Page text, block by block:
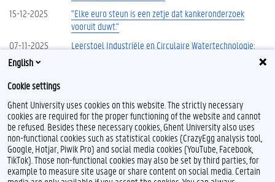
15-12-2025
"Elke euro steun is een zetje dat kankeronderzoek
vooruit duwt."
07-11-2025
Leerstoel Industriële en Circulaire Watertechnologie:
Meer nieuws
Feedback
English
Cookie settings
Ghent University uses cookies on this website. The strictly necessary
cookies are required for the proper functioning of the website and cannot
be refused. Besides these necessary cookies, Ghent University also uses
non-functional cookies such as statistical cookies (CrazyEgg analysis tool,
Google, Hotjar, Piwik Pro) and social media cookies (YouTube, Facebook,
TikTok). Those non-functional cookies may also be set by third parties, for
example to measure site usage or share content on social media. Certain